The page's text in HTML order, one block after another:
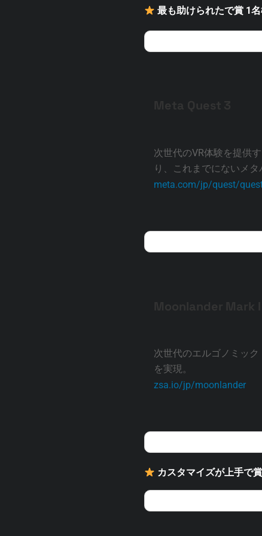
最も助けられたで賞 1
次世代のVR体験を提供
り、これまでにないメタ
meta.com/jp/quest/
次世代のエルゴノミッ
を実現。
zsa.io/jp/moonlander
カスタマイズが上手で